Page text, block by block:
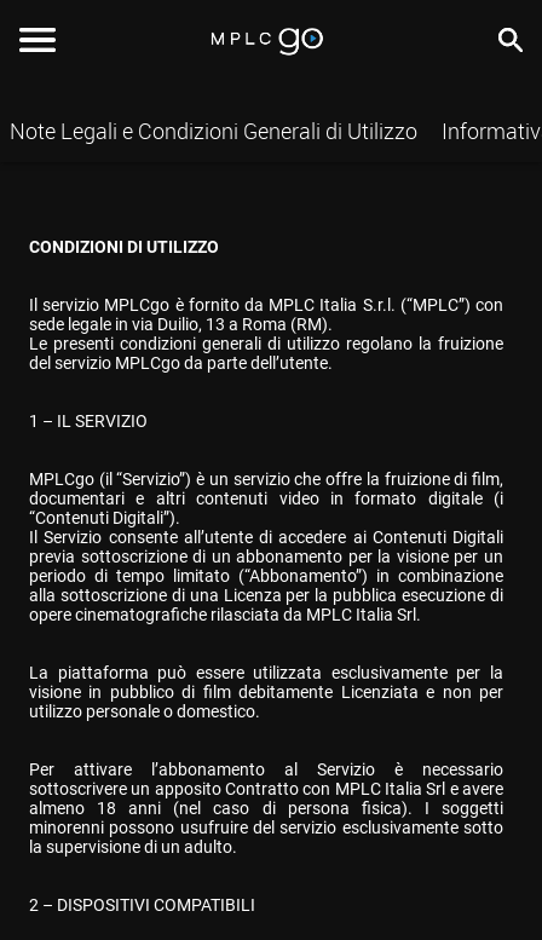
Note Legali e Condizioni Generali di Utilizzo
CONDIZIONI DI UTILIZZO
Il servizio MPLCgo è fornito da MPLC Italia S.r.l. (“MPLC”) con
sede legale in via Duilio, 13 a Roma (RM).
Le presenti condizioni generali di utilizzo regolano la fruizione
del servizio MPLCgo da parte dell’utente.
1 – IL SERVIZIO
MPLCgo (il “Servizio”) è un servizio che offre la fruizione di film,
documentari e altri contenuti video in formato digitale (i
“Contenuti Digitali”).
Il Servizio consente all’utente di accedere ai Contenuti Digitali
previa sottoscrizione di un abbonamento per la visione per un
periodo di tempo limitato (“Abbonamento”) in combinazione
alla sottoscrizione di una Licenza per la pubblica esecuzione di
opere cinematografiche rilasciata da MPLC Italia Srl.
La piattaforma può essere utilizzata esclusivamente per la
visione in pubblico di film debitamente Licenziata e non per
utilizzo personale o domestico.
Per attivare l’abbonamento al Servizio è necessario
sottoscrivere un apposito Contratto con MPLC Italia Srl e avere
almeno 18 anni (nel caso di persona fisica). I soggetti
minorenni possono usufruire del servizio esclusivamente sotto
la supervisione di un adulto.
2 – DISPOSITIVI COMPATIBILI